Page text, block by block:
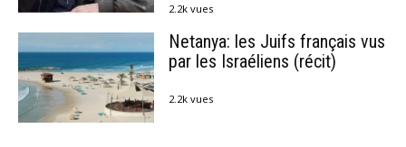
2.2k vues
Netanya: les Juifs français vus
par les Israéliens (récit)
2.2k vues